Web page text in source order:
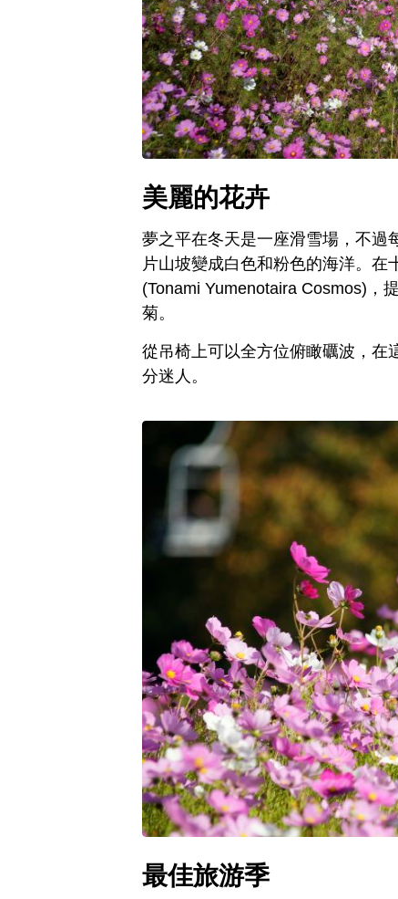
美麗的花卉
夢之平在冬天是一座滑雪場，不過
片山坡變成白色和粉色的海洋。在
(Tonami Yumenotaira Cosmos)，
菊。
從吊椅上可以全方位俯瞰礪波，在
分迷人。
最佳旅游季